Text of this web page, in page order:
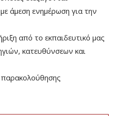
άμεση ενημέρωση για την
από το εκπαιδευτικό μας
κατευθύνσεων και